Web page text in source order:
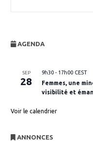
AGENDA
SEP
28
9h30 - 17h00 CEST
Femmes, une
visibilité et
Voir le calendrier
ANNONCES